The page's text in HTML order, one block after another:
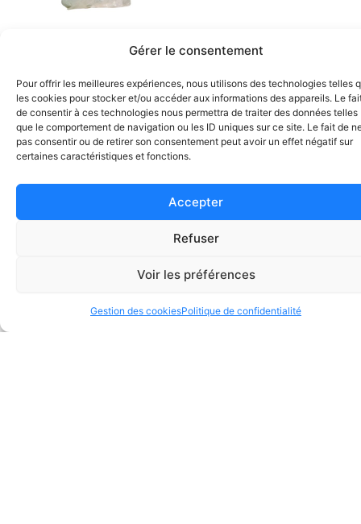
Gérer le consentement
Pour offrir les meilleures expériences, nous utilisons des technologies telles
les cookies pour stocker et/ou accéder aux informations des appareils. Le
de consentir à ces technologies nous permettra de traiter des données telles
que le comportement de navigation ou les ID uniques sur ce site. Le fait de
pas consentir ou de retirer son consentement peut avoir un effet négatif sur
certaines caractéristiques et fonctions.
Accepter
Refuser
Voir les préférences
Gestion des cookiesPolitique de confidentialité
Ajouter au devis
Sac poubelle basse densité
5214 SAC POUBELLE 110 L
TRANSPARENT 37 microns